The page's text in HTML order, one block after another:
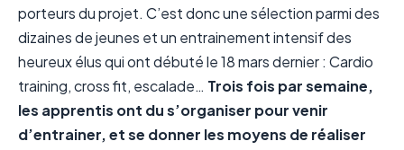
porteurs du projet. C’est donc une sélection parmi des
dizaines de jeunes et un entrainement intensif des
heureux élus qui ont débuté le 18 mars dernier : Cardio
training, cross fit, escalade… Trois fois par semaine,
les apprentis ont du s’organiser pour venir
d’entrainer, et se donner les moyens de réaliser